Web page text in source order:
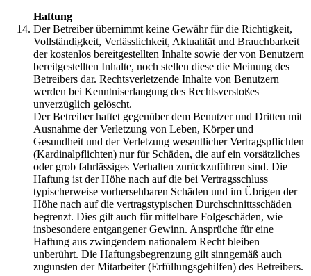
Haftung
Der Betreiber übernimmt keine Gewähr für die Richtigkeit,
Vollständigkeit, Verlässlichkeit, Aktualität und Brauchbarkeit
der kostenlos bereitgestellten Inhalte sowie der von Benutzern
bereitgestellten Inhalte, noch stellen diese die Meinung des
Betreibers dar. Rechtsverletzende Inhalte von Benutzern
werden bei Kenntniserlangung des Rechtsverstoßes
unverzüglich gelöscht.
Der Betreiber haftet gegenüber dem Benutzer und Dritten mit
Ausnahme der Verletzung von Leben, Körper und
Gesundheit und der Verletzung wesentlicher Vertragspflichten
(Kardinalpflichten) nur für Schäden, die auf ein vorsätzliches
oder grob fahrlässiges Verhalten zurückzuführen sind. Die
Haftung ist der Höhe nach auf die bei Vertragsschluss
typischerweise vorhersehbaren Schäden und im Übrigen der
Höhe nach auf die vertragstypischen Durchschnittsschäden
begrenzt. Dies gilt auch für mittelbare Folgeschäden, wie
insbesondere entgangener Gewinn. Ansprüche für eine
Haftung aus zwingendem nationalem Recht bleiben
unberührt. Die Haftungsbegrenzung gilt sinngemäß auch
zugunsten der Mitarbeiter (Erfüllungsgehilfen) des Betreibers.